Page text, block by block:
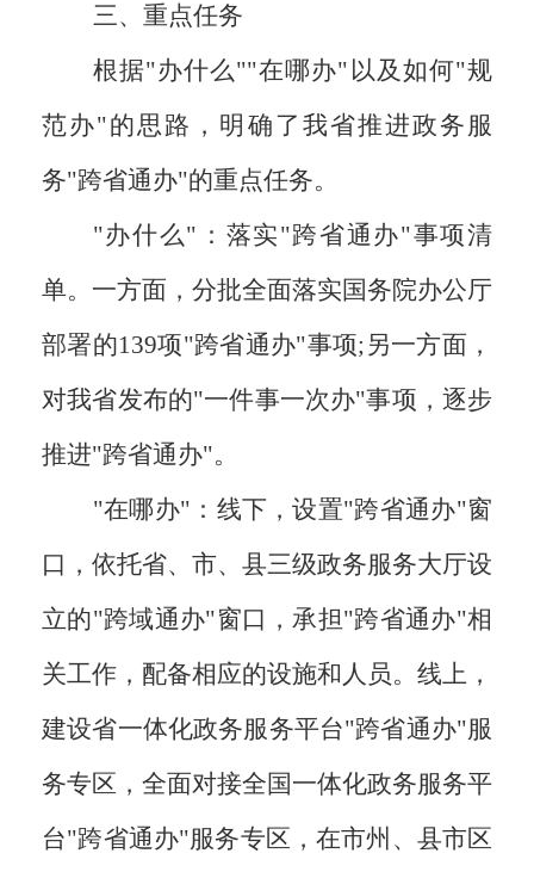
三、重点任务
根据"办什么""在哪办"以及如何"规
范办"的思路，明确了我省推进政务服
务"跨省通办"的重点任务。
"办什么"：落实"跨省通办"事项清
单。一方面，分批全面落实国务院办公厅
部署的139项"跨省通办"事项;另一方面，
对我省发布的"一件事一次办"事项，逐步
推进"跨省通办"。
"在哪办"：线下，设置"跨省通办"窗
口，依托省、市、县三级政务服务大厅设
立的"跨域通办"窗口，承担"跨省通办"相
关工作，配备相应的设施和人员。线上，
建设省一体化政务服务平台"跨省通办"服
务专区，全面对接全国一体化政务服务平
台"跨省通办"服务专区，在市州、县市区